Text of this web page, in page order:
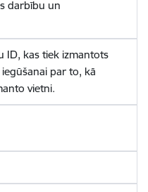
darbību un
ID, kas tiek izmantots
par to, kā
vietni.